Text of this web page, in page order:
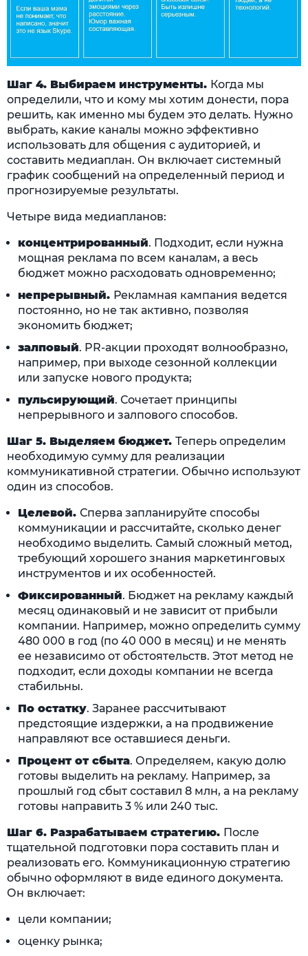
Шаг 4. Выбираем инструменты. Когда мы
определили, что и кому мы хотим донести, пора
решить, как именно мы будем это делать. Нужно
выбрать, какие каналы можно эффективно
использовать для общения с аудиторией, и
составить медиаплан. Он включает системный
график сообщений на определенный период и
прогнозируемые результаты.
Четыре вида медиапланов:
концентрированный. Подходит, если нужна
мощная реклама по всем каналам, а весь
бюджет можно расходовать одновременно;
непрерывный. Рекламная кампания ведется
постоянно, но не так активно, позволяя
экономить бюджет;
залповый. PR-акции проходят волнообразно,
например, при выходе сезонной коллекции
или запуске нового продукта;
пульсирующий. Сочетает принципы
непрерывного и залпового способов.
Шаг 5. Выделяем бюджет. Теперь определим
необходимую сумму для реализации
коммуникативной стратегии. Обычно используют
один из способов.
Целевой. Сперва запланируйте способы
коммуникации и рассчитайте, сколько денег
необходимо выделить. Самый сложный метод,
требующий хорошего знания маркетинговых
инструментов и их особенностей.
Фиксированный. Бюджет на рекламу каждый
месяц одинаковый и не зависит от прибыли
компании. Например, можно определить сумму
480 000 в год (по 40 000 в месяц) и не менять
ее независимо от обстоятельств. Этот метод не
подходит, если доходы компании не всегда
стабильны.
По остатку. Заранее рассчитывают
предстоящие издержки, а на продвижение
направляют все оставшиеся деньги.
Процент от сбыта. Определяем, какую долю
готовы выделить на рекламу. Например, за
прошлый год сбыт составил 8 млн, а на рекламу
готовы направить 3 % или 240 тыс.
Шаг 6. Разрабатываем стратегию. После
тщательной подготовки пора составить план и
реализовать его. Коммуникационную стратегию
обычно оформляют в виде единого документа.
Он включает:
цели компании;
оценку рынка;